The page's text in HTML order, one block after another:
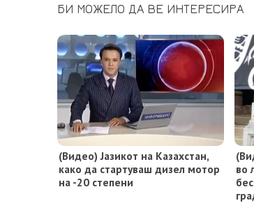
БИ МОЖЕЛО ДА ВЕ ИНТЕРЕСИРА
(Видео) Јазикот на Казахстан,
како да стартуваш дизел мотор
на -20 степени
во